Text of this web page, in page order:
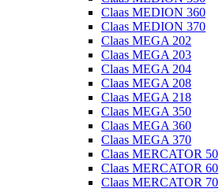
Claas MEDION 360
Claas MEDION 370
Claas MEGA 202
Claas MEGA 203
Claas MEGA 204
Claas MEGA 208
Claas MEGA 218
Claas MEGA 350
Claas MEGA 360
Claas MEGA 370
Claas MERCATOR 50
Claas MERCATOR 60
Claas MERCATOR 70